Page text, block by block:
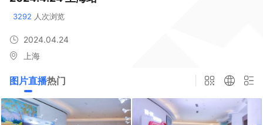
3292 人次浏览
2024.04.24
上海
图片直播热门